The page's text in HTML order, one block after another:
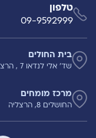
טלפון
09-9592999
בית החולים
שד' אלי לנדאו 7 , הרצליה
מרכז מומחים
החושלים 8, הרצליה